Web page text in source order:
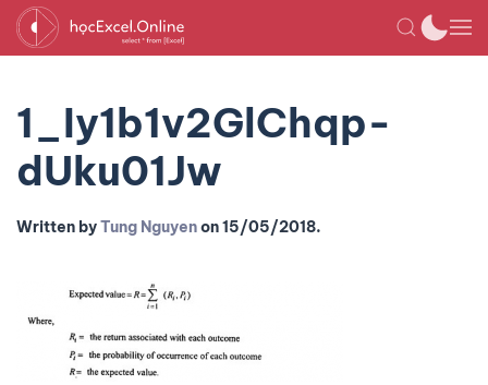
1_Iy1b1v2GlChqp-
dUku01Jw
Written byTung Nguyenon15/05/2018.